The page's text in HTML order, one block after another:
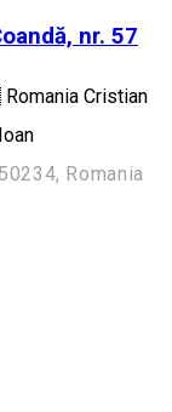
nr. 57
Cristian
Romania